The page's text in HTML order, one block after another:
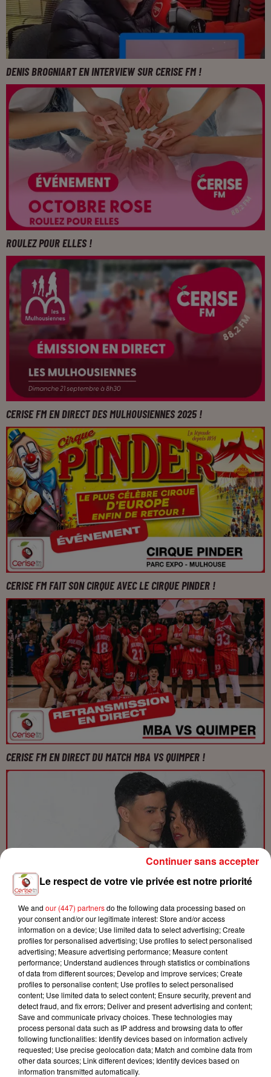
DENIS BROGNIART EN INTERVIEW SUR CERISE FM !
ROULEZ POUR ELLES !
CERISE FM EN DIRECT DES MULHOUSIENNES 2025 !
CERISE FM FAIT SON CIRQUE AVEC LE CIRQUE PINDER !
CERISE FM EN DIRECT DU MATCH MBA VS QUIMPER !
AMINE SUR CERISE FM ! EMISSION SPÉCIALE
Le respect de votre vie privée est notre priorité
We and our (447) partnersdo the following data processing based on
your consent and/or our legitimate interest: Store and/or access
information on a device; Use limited data to select advertising; Create
profiles for personalised advertising; Use profiles to select personalised
advertising; Measure advertising performance; Measure content
performance; Understand audiences through statistics or combinations
of data from different sources; Develop and improve services; Create
profiles to personalise content; Use profiles to select personalised
content; Use limited data to select content; Ensure security, prevent and
detect fraud, and fix errors; Deliver and present advertising and content;
Save and communicate privacy choices. These technologies may
process personal data such as IP address and browsing data to offer
following functionalities: Identify devices based on information actively
requested; Use precise geolocation data; Match and combine data from
other data sources; Link different devices; Identify devices based on
information transmitted automatically.
Continuer sans accepter